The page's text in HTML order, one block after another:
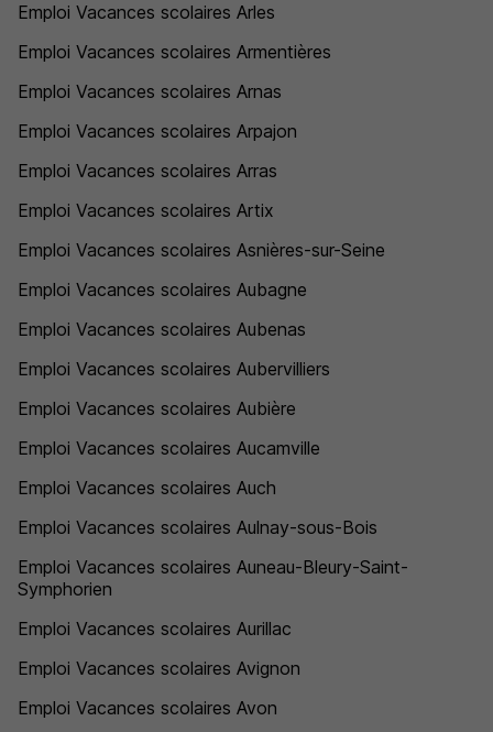
Emploi Vacances scolaires Arles
Emploi Vacances scolaires Armentières
Emploi Vacances scolaires Arnas
Emploi Vacances scolaires Arpajon
Emploi Vacances scolaires Arras
Emploi Vacances scolaires Artix
Emploi Vacances scolaires Asnières-sur-Seine
Emploi Vacances scolaires Aubagne
Emploi Vacances scolaires Aubenas
Emploi Vacances scolaires Aubervilliers
Emploi Vacances scolaires Aubière
Emploi Vacances scolaires Aucamville
Emploi Vacances scolaires Auch
Emploi Vacances scolaires Aulnay-sous-Bois
Emploi Vacances scolaires Auneau-Bleury-Saint-
Symphorien
Emploi Vacances scolaires Aurillac
Emploi Vacances scolaires Avignon
Emploi Vacances scolaires Avon